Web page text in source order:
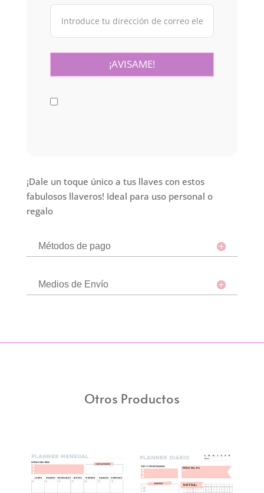
¡Dale un toque único a tus llaves con estos
fabulosos llaveros! Ideal para uso personal o
regalo
Métodos de pago
Medios de Envío
Otros Productos